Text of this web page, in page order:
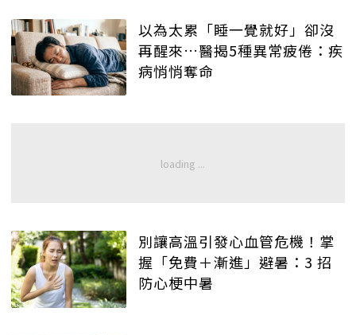
以為太累「睡一覺就好」卻沒
再醒來…醫揭5種異常疲倦：疾
病悄悄奪命
別讓高溫引發心血管危機！掌
握「免費＋漸進」避暑：3 招
防心梗中暑